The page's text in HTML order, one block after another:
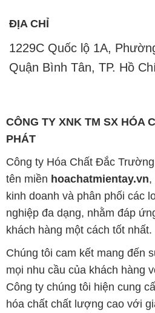
ĐỊA CHỈ
1229C Quốc lộ 1A,
Quận Bình Tân, TP. Hồ
CÔNG TY XNK TM SX HÓA
PHÁT
Công ty Hóa Chất Đắc
tên miền hoachatmientay.vn,
kinh doanh và phân phối các
nghiệp đa dạng, nhằm đáp
khách hàng một cách tốt nhất.
Chúng tôi cam kết mang đến
mọi nhu cầu của khách hàng
Công ty chúng tôi hiện cung
hóa chất chất lượng cao với